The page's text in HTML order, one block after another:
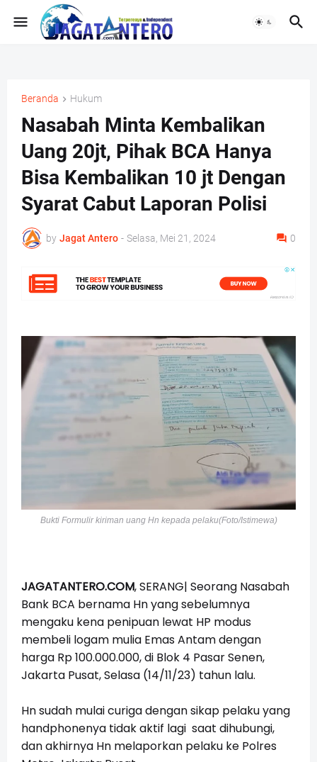
Beranda Hukum
Nasabah Minta Kembalikan
Uang 20jt, Pihak BCA Hanya
Bisa Kembalikan 10 jt Dengan
Syarat Cabut Laporan Polisi
by Jagat Antero - Selasa, Mei 21, 2024 0
Bukti Formulir kiriman uang Hn kepada pelaku(Foto/Istimewa)
JAGATANTERO.COM, SERANG| Seorang Nasabah
Bank BCA bernama Hn yang sebelumnya
mengaku kena penipuan lewat HP modus
membeli logam mulia Emas Antam dengan
harga Rp 100.000.000, di Blok 4 Pasar Senen,
Jakarta Pusat, Selasa (14/11/23) tahun lalu.
Hn sudah mulai curiga dengan sikap pelaku yang
handphonenya tidak aktif lagi saat dihubungi,
dan akhirnya Hn melaporkan pelaku ke Polres